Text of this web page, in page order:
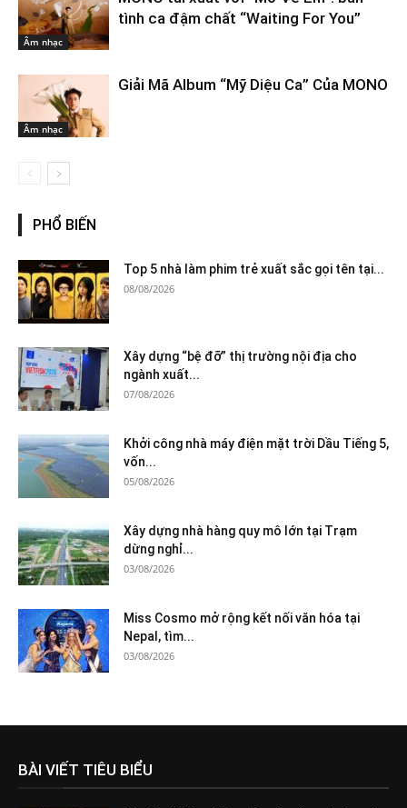
Âm nhạc
tình ca đậm chất “Waiting For You”
Âm nhạc
Giải Mã Album “Mỹ Diệu Ca” Của MONO
PHỔ BIẾN
Top 5 nhà làm phim trẻ xuất sắc gọi tên tại...
08/08/2026
Xây dựng “bệ đỡ” thị trường nội địa cho
ngành xuất...
07/08/2026
Khởi công nhà máy điện mặt trời Dầu Tiếng 5,
vốn...
05/08/2026
Xây dựng nhà hàng quy mô lớn tại Trạm
dừng nghỉ...
03/08/2026
Miss Cosmo mở rộng kết nối văn hóa tại
Nepal, tìm...
03/08/2026
BÀI VIẾT TIÊU BIỂU